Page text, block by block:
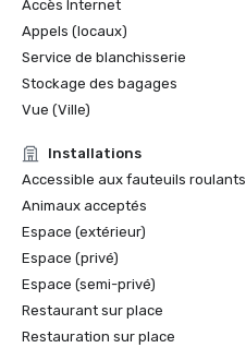
Accès Internet
Appels (locaux)
Service de blanchisserie
Stockage des bagages
Vue (Ville)
Installations
Accessible aux fauteuils roulants
Animaux acceptés
Espace (extérieur)
Espace (privé)
Espace (semi-privé)
Restaurant sur place
Restauration sur place